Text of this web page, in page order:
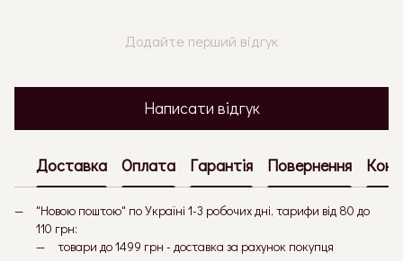
Додайте перший відгук
Написати відгук
Доставка Оплата Гарантія Повернення
"Новою поштою" по Україні 1-3 робочих дні, тарифи від 80 до
110 грн:
товари до 1499 грн - доставка за рахунок покупця